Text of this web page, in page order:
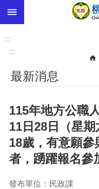
跳到主要內容區塊
進
階
本
區
介
:::
:::
最新消息
115年地方公職
11日28日（星
18歲，有意願
者，踴躍報名參
發布單位：民政課